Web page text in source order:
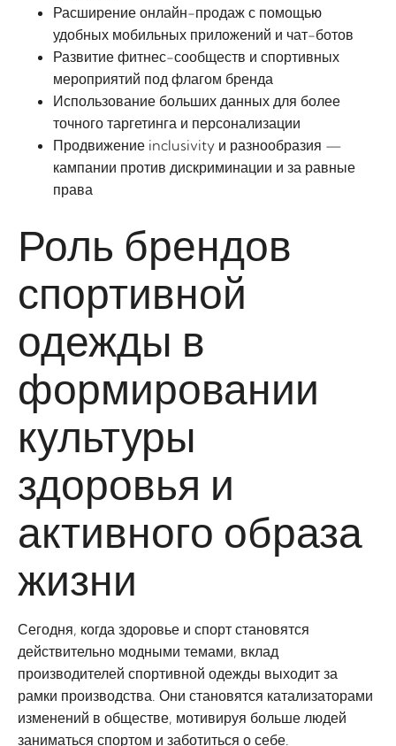
Расширение онлайн-продаж с помощью
удобных мобильных приложений и чат-ботов
Развитие фитнес-сообществ и спортивных
мероприятий под флагом бренда
Использование больших данных для более
точного таргетинга и персонализации
Продвижение inclusivity и разнообразия —
кампании против дискриминации и за равные
права
Роль брендов
спортивной
одежды в
формировании
культуры
здоровья и
активного образа
жизни
Сегодня, когда здоровье и спорт становятся
действительно модными темами, вклад
производителей спортивной одежды выходит за
рамки производства. Они становятся катализаторами
изменений в обществе, мотивируя больше людей
заниматься спортом и заботиться о себе.